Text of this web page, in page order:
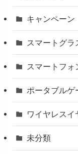
キャンペーン
スマートグラ
スマートフォ
ポータブルゲ
ワイヤレスイ
未分類